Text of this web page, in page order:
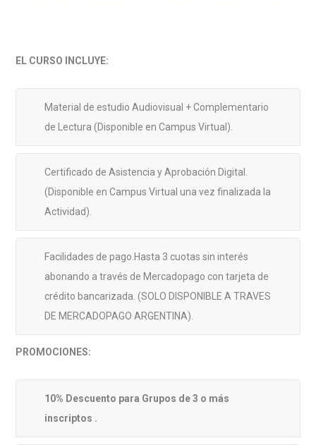
EL CURSO INCLUYE:
Material de estudio Audiovisual + Complementario
de Lectura (Disponible en Campus Virtual).
Certificado de Asistencia y Aprobación Digital.
(Disponible en Campus Virtual una vez finalizada la
Actividad).
Facilidades de pago.Hasta 3 cuotas sin interés
abonando a través de Mercadopago con tarjeta de
crédito bancarizada. (SOLO DISPONIBLE A TRAVES
DE MERCADOPAGO ARGENTINA).
PROMOCIONES:
10% Descuento para Grupos de 3 o más
inscriptos .